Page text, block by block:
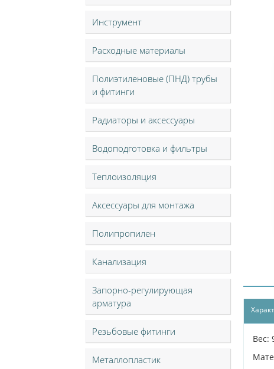
Инструмент
Расходные материалы
Полиэтиленовые (ПНД) трубы
и фитинги
Радиаторы и аксессуары
Водоподготовка и фильтры
Теплоизоляция
Аксессуары для монтажа
Полипропилен
Канализация
Запорно-регулирующая
арматура
Резьбовые фитинги
Металлопластик
Вес: